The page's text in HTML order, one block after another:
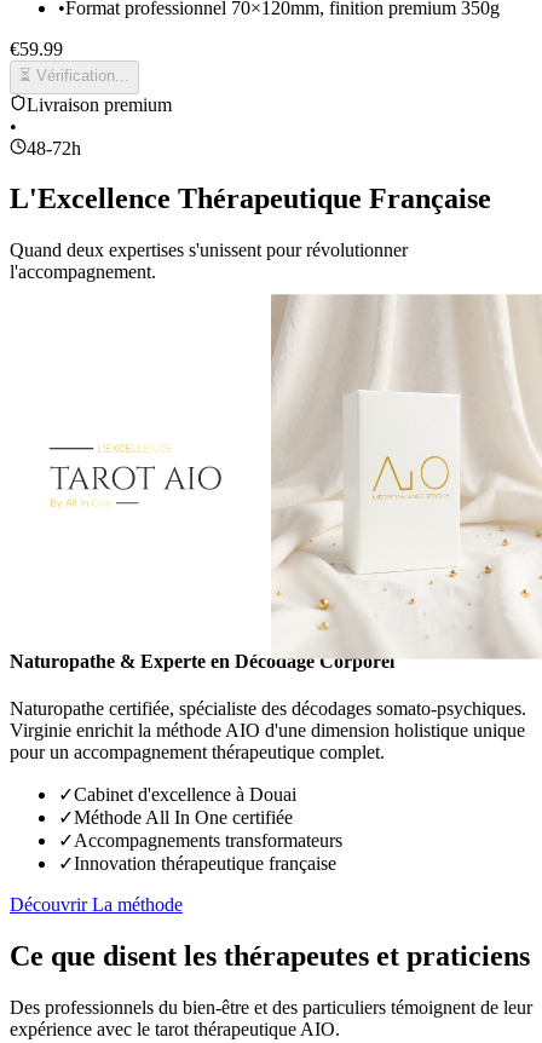
•Format professionnel 70×120mm, finition premium 350g
€59.99
⏳ Vérification...
Livraison premium
•
48-72h
L'Excellence Thérapeutique Française
Quand deux expertises s'unissent pour révolutionner
l'accompagnement.
Magnétiseur et thérapeute reconnu, Tony Latrée a cristallisé 10
années d'accompagnements en tarot thérapeutique dans une méthode
de développement personnel révolutionnaire.
Naturopathe & Experte en Décodage Corporel
Naturopathe certifiée, spécialiste des décodages somato-psychiques.
Virginie enrichit la méthode AIO d'une dimension holistique unique
pour un accompagnement thérapeutique complet.
✓Cabinet d'excellence à Douai
✓Méthode All In One certifiée
✓Accompagnements transformateurs
✓Innovation thérapeutique française
Découvrir La méthode
Ce que disent les thérapeutes et praticiens
Des professionnels du bien-être et des particuliers témoignent de leur
expérience avec le tarot thérapeutique AIO.